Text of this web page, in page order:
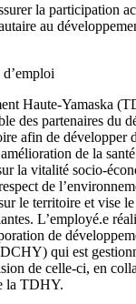
la participation
au
Haute-Yamaska
des partenaires du
afin de développer
de la
la vitalité socio-
de
le territoire et vise
L’employé.e
de
qui est
de celle-ci, en
la TDHY.